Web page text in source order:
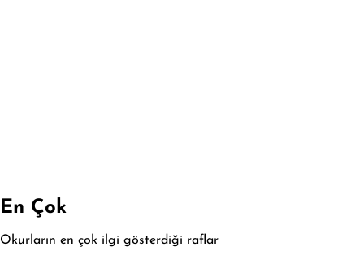
En Çok
Okurların en çok ilgi gösterdiği raflar